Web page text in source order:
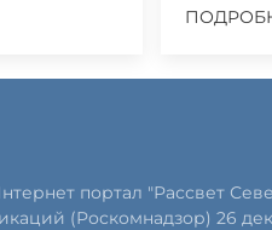
портал "Рассвет
(Роскомнадзор) 26